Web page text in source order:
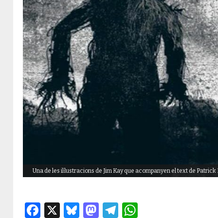
Una de les il·lustracions de Jim Kay que acompanyen el text de Patrick
Facebook
X Bluesky
Mastodon
Telegram